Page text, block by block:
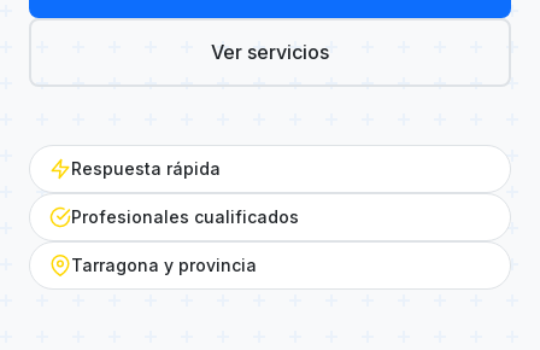
Ver servicios
Respuesta rápida
Profesionales cualificados
Tarragona y provincia